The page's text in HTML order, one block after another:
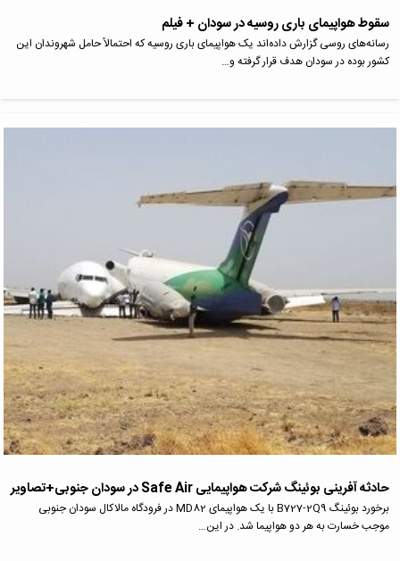
سقوط هواپیمای باری روسیه در سودان + فیلم
رسانه‌های روسی گزارش داده‌اند یک هواپیمای باری روسیه که احتمالاً حامل شهروندان این
کشور بوده در سودان هدف قرار گرفته و…
حادثه آفرینی بوئینگ شرکت هواپیمایی Safe Air در سودان جنوبی+تصاویر
برخورد بوئینگ B727-2Q9 با یک هواپیمای MD82 در فرودگاه مالاکال سودان جنوبی
موجب خسارت به هر دو هواپیما شد. در این…